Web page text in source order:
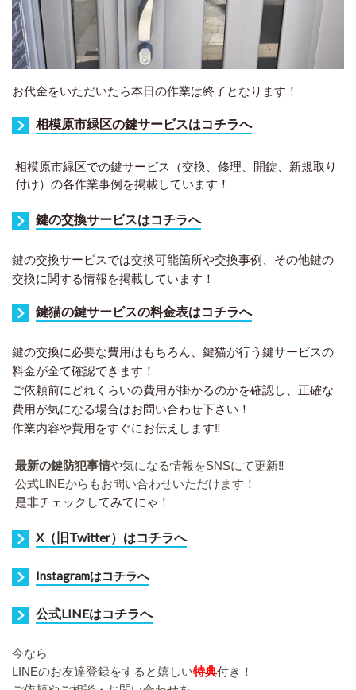
お代金をいただいたら本日の作業は終了となります！
相模原市緑区の鍵サービスはコチラへ
相模原市緑区での鍵サービス（交換、修理、開錠、新規取り
付け）の各作業事例を掲載しています！
鍵の交換サービスはコチラへ
鍵の交換サービスでは交換可能箇所や交換事例、その他鍵の
交換に関する情報を掲載しています！
鍵猫の鍵サービスの料金表はコチラへ
鍵の交換に必要な費用はもちろん、鍵猫が行う鍵サービスの
料金が全て確認できます！
ご依頼前にどれくらいの費用が掛かるのかを確認し、正確な
費用が気になる場合はお問い合わせ下さい！
作業内容や費用をすぐにお伝えします‼︎
最新の鍵防犯事情や気になる情報をSNSにて更新‼︎
公式LINEからもお問い合わせいただけます！
是非チェックしてみてにゃ！
X（旧Twitter）はコチラへ
Instagramはコチラへ
公式LINEはコチラへ
今なら
LINEのお友達登録をすると嬉しい特典付き！